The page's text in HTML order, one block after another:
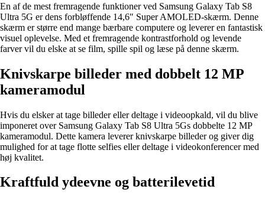
En af de mest fremragende funktioner ved Samsung Galaxy Tab S8
Ultra 5G er dens forbløffende 14,6″ Super AMOLED-skærm. Denne
skærm er større end mange bærbare computere og leverer en fantastisk
visuel oplevelse. Med et fremragende kontrastforhold og levende
farver vil du elske at se film, spille spil og læse på denne skærm.
Knivskarpe billeder med dobbelt 12 MP
kameramodul
Hvis du elsker at tage billeder eller deltage i videoopkald, vil du blive
imponeret over Samsung Galaxy Tab S8 Ultra 5Gs dobbelte 12 MP
kameramodul. Dette kamera leverer knivskarpe billeder og giver dig
mulighed for at tage flotte selfies eller deltage i videokonferencer med
høj kvalitet.
Kraftfuld ydeevne og batterilevetid